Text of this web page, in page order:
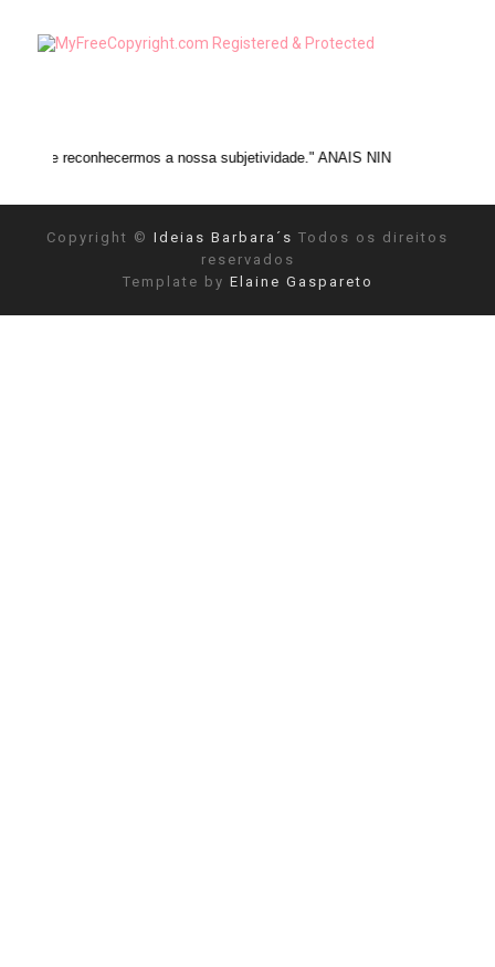
a nossa subjetividade." ANAIS NIN
Copyright © Ideias Barbara´s Todos os direitos
reservados
Template by Elaine Gaspareto